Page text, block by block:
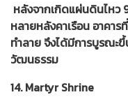
หลังจากเกิดแผ่นดินไหว
หลายหลังคาเรือน อาคา
ทำลาย จึงได้มีการบูรณ
วัฒนธรรม
14. Martyr Shrine